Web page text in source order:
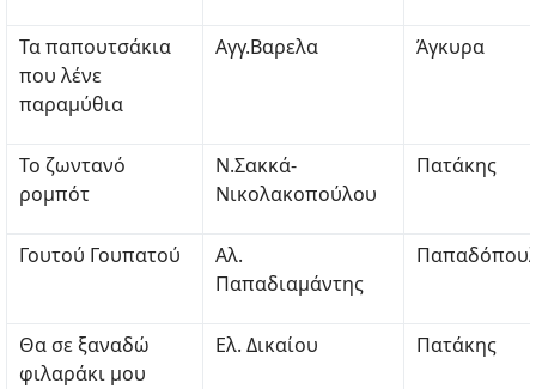
Τα παπουτσάκια
που λένε
παραμύθια
Αγγ.Βαρελα Άγκυρα
Το ζωντανό
ρομπότ
Ν.Σακκά-
Νικολακοπούλου
Πατάκης
Γουτού Γουπατού
Αλ.
Παπαδιαμάντης
Θα σε ξαναδώ
φιλαράκι μου
Ελ. Δικαίου Πατάκης